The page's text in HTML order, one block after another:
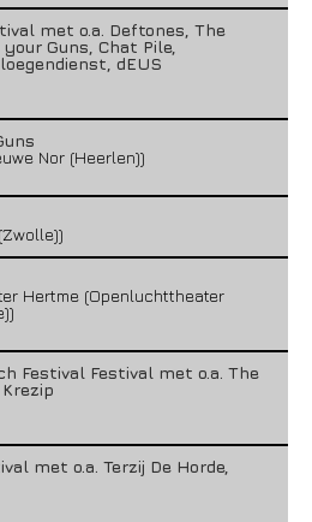
met o.a. Deftones, The
Guns, Chat Pile,
dEUS
Nor (Heerlen))
Hertme (Openluchttheater
Festival Festival met o.a. The
met o.a. Terzij De Horde,